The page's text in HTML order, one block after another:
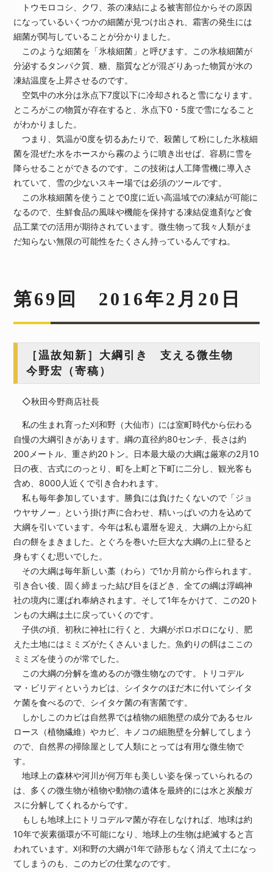
トウモロコシ、クワ、茶の凍結による被害部位からその原因
になっているいくつかの細菌が見つけ出され、霜害の発生には
細菌が関与していることが分かりました。
このような細菌を「氷核細菌」と呼びます。この氷核細菌が
分泌するタンパク質、糖、脂質などが混ざりあった物質が水の
凍結温度を上昇させるのです。
空気中の水分は氷点下7度以下に冷却されると雪になります。
ところがこの物質が存在すると、氷点下0・5度で雪になること
がわかりました。
つまり、気温が0度を切るあたりで、殺菌して粉にした氷核細
菌を混ぜた水をホースから霧のように噴き出せば、容易に雪を
降らせることができるのです。この技術は人工降雪機に導入さ
れていて、雪の少ないスキー場では必須のツールです。
この氷核細菌を使うことで0度に近い高温域での凍結が可能に
なるので、生鮮食品の風味や機能を保持する凍結促進剤など食
品工業での活用が期待されています。微生物って我々人類がま
だ知らない無限の可能性をたくさん持っているんですね。
第69回 2016年2月20日
［温故知新］大綱引き 支える微生物
今野宏（寄稿）
◇秋田今野商店社長
私の生まれ育った刈和野（大仙市）には室町時代から伝わる
自慢の大綱引きがあります。綱の直径約80センチ、長さは約
200メートル、重さ約20トン。日本最大級の大綱は厳寒の2月10
日の夜、古式にのっとり、町を上町と下町に二分し、観光客も
含め、8000人近くで引き合われます。
私も毎年参加しています。勝負には負けたくないので「ジョ
ウヤサノー」という掛け声に合わせ、精いっぱいの力を込めて
大綱を引いています。今年は私も還暦を迎え、大綱の上から紅
白の餅をまきました。とぐろを巻いた巨大な大綱の上に登ると
身もすくむ思いでした。
その大綱は毎年新しい藁（わら）で1か月前から作られます。
引き合い後、固く締まった結び目をほどき、全ての綱は浮嶋神
社の境内に運ばれ奉納されます。そして1年をかけて、この20ト
ンもの大綱は土に戻っていくのです。
子供の頃、初秋に神社に行くと、大綱がボロボロになり、肥
えた土地にはミミズがたくさんいました。魚釣りの餌はここの
ミミズを使うのが常でした。
この大綱の分解を進めるのが微生物なのです。トリコデル
マ・ビリディというカビは、シイタケのほだ木に付いてシイタ
ケ菌を食べるので、シイタケ菌の有害菌です。
しかしこのカビは自然界では植物の細胞壁の成分であるセル
ロース（植物繊維）やカビ、キノコの細胞壁を分解してしまう
ので、自然界の掃除屋として人類にとっては有用な微生物で
す。
地球上の森林や河川が何万年も美しい姿を保っていられるの
は、多くの微生物が植物や動物の遺体を最終的には水と炭酸ガ
スに分解してくれるからです。
もしも地球上にトリコデルマ菌が存在しなければ、地球は約
10年で炭素循環が不可能になり、地球上の生物は絶滅すると言
われています。刈和野の大綱が1年で跡形もなく消えて土になっ
てしまうのも、このカビの仕業なのです。